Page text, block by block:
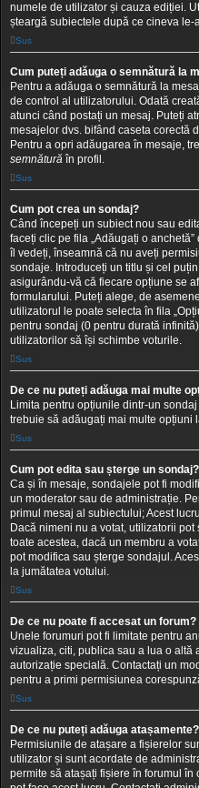
numele de utilizator și cauza ediției.
șteargă subiectele după ce cineva le-
Sus
Cum puteți adăuga o semnătură la
Pentru a adăuga o semnătură la
de control al utilizatorului. Odată
atunci când postați un mesaj. Puteți
mesajelor dvs. bifând caseta corectă
Pentru a opri adăugarea în mesaje,
semnătură în profil.
Sus
Cum pot crea un sondaj?
Când începeți un subiect nou sau
faceți clic pe fila „Adăugați o
îl vedeți, înseamnă că nu aveți
sondaje. Introduceți un titlu și cel
asigurându-vă că fiecare opțiune se
formularului. Puteți alege, de
utilizatorul le poate selecta în fila
pentru sondaj (0 pentru durată
utilizatorilor să își schimbe voturile.
Sus
De ce nu puteți adăuga mai multe
Limita pentru opțiunile dintr-un
trebuie să adăugați mai multe opțiuni
Sus
Cum pot edita sau șterge un sondaj?
Ca și în mesaje, sondajele pot fi
un moderator sau de administrație.
primul mesaj al subiectului; Acest
Dacă nimeni nu a votat, utilizatorii
toate acestea, dacă un membru a
pot modifica sau șterge sondajul.
la jumătatea votului.
Sus
De ce nu poate fi accesat un forum?
Unele forumuri pot fi limitate pentru
vizualiza, citi, publica sau a lua o altă
autorizație specială. Contactați un
pentru a primi permisiunea
Sus
De ce nu puteți adăuga atașamente?
Permisiunile de atașare a fișierelor
utilizator și sunt acordate de
permite să atașați fișiere în forumul